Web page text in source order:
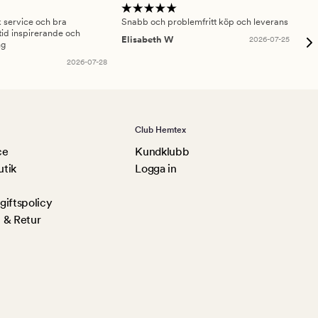
service och bra
inspirerande och
2026-07-28
Snabb och problemfritt köp och leverans
Elisabeth W
2026-07-25
Retur
Club Hemtex
Kundklubb
Logga in